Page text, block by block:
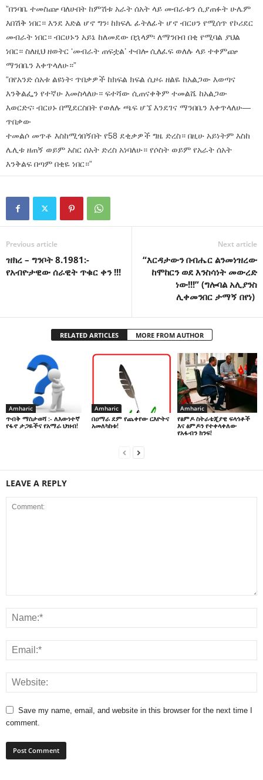
”በንባቤ ተመስጬ ባለሁበት ከምሽቱ አራት ሰአት ላይ መብራቱን ሲያጠፉት ሁሌም
እበሽቅ ነበር። እንደ እድል ሆኖ ግን፡ ከክፍሌ ፊትለፊት ሆኖ ብርሀን የሚሰጥ የኮሪደር
መብራት ነበር። ብርሀኑን አይኔ ከለመደው በኋላም፡ ለማንበብ በቂ የሚባል ያህል
ነበር። ስለዚህ ዘወትር ‘መብራት ጠፍቷል’ ተብሎ ሲለፈፍ ወለሉ ላይ ተቀምጬ
ማንበቤን እቀጥላለሁ።”
“በየአንድ ሰአቱ ልዩነት፡ ጥበቃዎች ከክፍል ክፍል ሲዞሩ ዘልዬ ከአልጋው እወጣና
እንቅልፌን የተኛሁ እመስላለሁ። ፍተሻው ሲጠናቀቅም ተመልሼ ከአልጋው
እወርድና፡ ብርሀኑ በሚደርስበት የወለሉ ጫፍ ሆኜ እንደገና ማንበቤን እቀጥላለሁ—
ጥበቃው
ተመልሶ መጥቶ እስከሚጎበኝበት የ58 ደቂቃዎች ግዜ ድረስ። በዚሁ አይነትም እስከ
ሌሊቱ ዘጠኝ ወይም አስር ሰአት ድረስ አነባለሁ። የሶስት ወይም የአራት ሰአት
እንቅልፍ በጣም በቂዬ ነበር።”
Previous article
ዝክረ – ግንቦት 8.1981:-
የአብዮታዊው ሰራዊት ጥቁር ቀን !!!
Next article
“እርዳታውን በብሔር ልንመነዝረው
ከሞከርን ወደ እንስሳነት መውረድ
ነው!!!” (ግሎባል አሊያንስ
ሊቀመንበር ታማኝ በየነ)
RELATED ARTICLES MORE FROM AUTHOR
Amharic
ጥብቅ ማስታወሻ :- ለእውነተኛ
የፋኖ ታጋዬችና የአማራ ህዝብ!
Amharic
በዐማራ ደም የጨቀየው ርእዮትና
አመለካከቱ!
Amharic
የፅምዶ ስትራቴጂያዊ ፍላጎቶች
እና ፅምዶን የተቀላቀለው
የአፋብን ክንፍ!
LEAVE A REPLY
Save my name, email, and website in this browser for the next time I
comment.